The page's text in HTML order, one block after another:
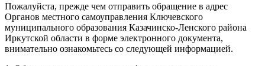
Пожалуйста, прежде чем отправить обращение в адрес
Органов местного самоуправления Ключевского
муниципального образования Казачинско-Ленского района
Иркутской области в форме электронного документа,
внимательно ознакомьтесь со следующей информацией.